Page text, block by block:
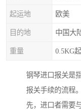
起运地 欧美
目的地 中国大
重量 0.5KG起
钢琴进口报关是
报关手续的流程。
先，进口者需要